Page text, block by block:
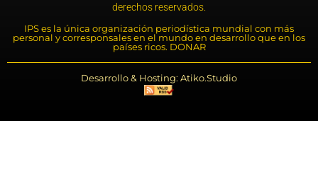
derechos reservados.
IPS es la única organización periodística mundial con más
personal y corresponsales en el mundo en desarrollo que en los
países ricos. DONAR
Desarrollo & Hosting: Atiko.Studio